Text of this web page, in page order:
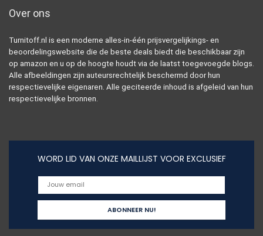
Over ons
Turnitoff.nl is een moderne alles-in-één prijsvergelijkings- en
beoordelingswebsite die de beste deals biedt die beschikbaar zijn
op amazon en u op de hoogte houdt via de laatst toegevoegde blogs.
Alle afbeeldingen zijn auteursrechtelijk beschermd door hun
respectievelijke eigenaren. Alle geciteerde inhoud is afgeleid van hun
respectievelijke bronnen.
WORD LID VAN ONZE MAILLIJST VOOR EXCLUSIEF